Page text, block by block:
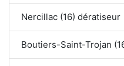
Nercillac (16) dératiseur
Boutiers-Saint-Trojan